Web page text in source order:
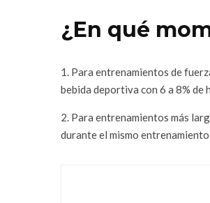
¿En qué
1. Para entrenamientos de
bebida deportiva con 6 a 8%
2. Para entrenamientos más
durante el mismo